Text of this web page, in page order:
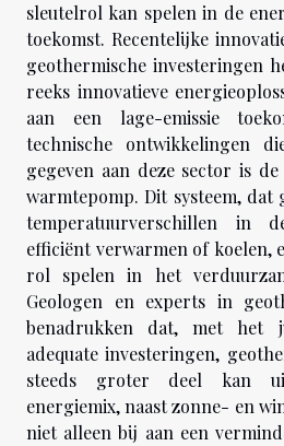
sleutelrol kan spelen in de
toekomst. Recentelijke
geothermische investeringen
reeks innovatieve
aan een lage-emissie
technische ontwikkelingen
gegeven aan deze sector is
warmtepomp. Dit systeem, dat
temperatuurverschillen in
efficiënt verwarmen of koelen,
rol spelen in het
Geologen en experts in
benadrukken dat, met het
adequate investeringen,
steeds groter deel kan
energiemix, naast zonne- en
niet alleen bij aan een